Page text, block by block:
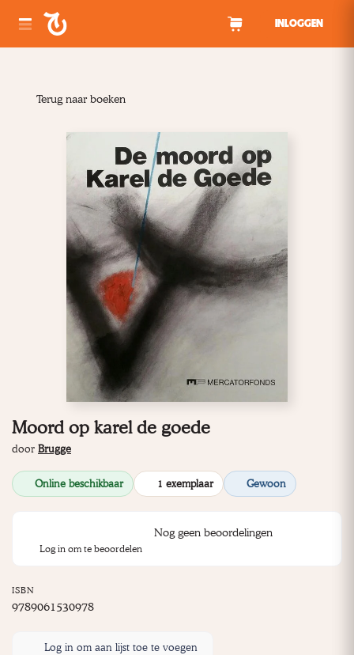
INLOGGEN
Terug naar boeken
Moord op karel de goede
door Brugge
Online beschikbaar 1 exemplaar Gewoon
Nog geen beoordelingen
Log in om te beoordelen
ISBN
9789061530978
Log in om aan lijst toe te voegen